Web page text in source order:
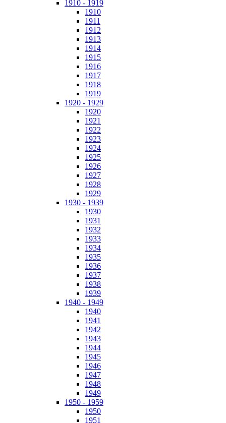
1910 - 1919
1910
1911
1912
1913
1914
1915
1916
1917
1918
1919
1920 - 1929
1920
1921
1922
1923
1924
1925
1926
1927
1928
1929
1930 - 1939
1930
1931
1932
1933
1934
1935
1936
1937
1938
1939
1940 - 1949
1940
1941
1942
1943
1944
1945
1946
1947
1948
1949
1950 - 1959
1950
1951